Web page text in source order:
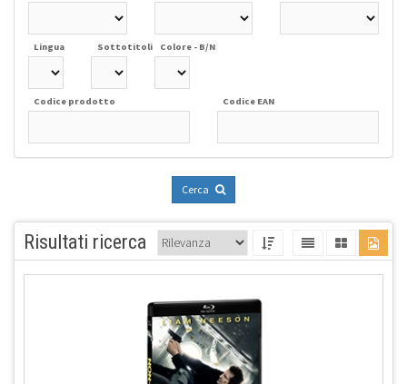
Lingua Sottotitoli Colore - B/N
Codice prodotto Codice EAN
Cerca
Risultati ricerca